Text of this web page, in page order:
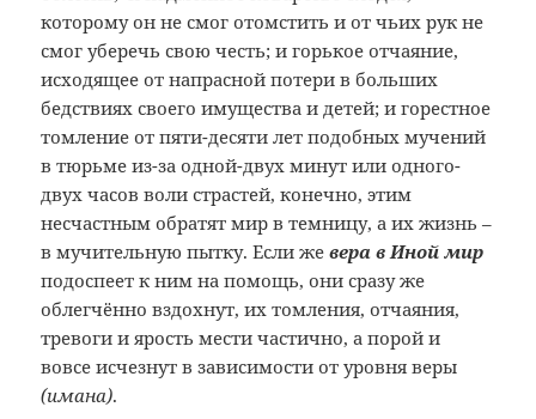
которому он не смог отомстить и от чьих рук не
смог уберечь свою честь; и горькое отчаяние,
исходящее от напрасной потери в больших
бедствиях своего имущества и детей; и горестное
томление от пяти-десяти лет подобных мучений
в тюрьме из-за одной-двух минут или одного-
двух часов воли страстей, конечно, этим
несчастным обратят мир в темницу, а их жизнь –
в мучительную пытку. Если жевера в Иной мир
подоспеет к ним на помощь, они сразу же
облегчённо вздохнут, их томления, отчаяния,
тревоги и ярость мести частично, а порой и
вовсе исчезнут в зависимости от уровня веры
(имана).